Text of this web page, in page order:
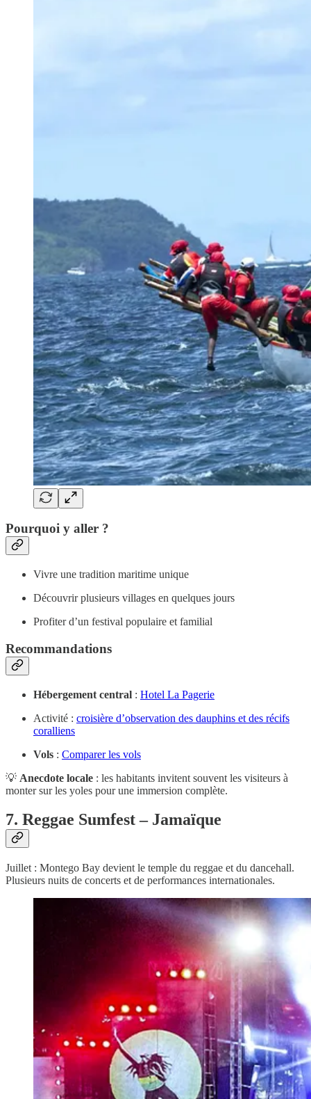
Pourquoi y aller ?
Vivre une tradition maritime unique
Découvrir plusieurs villages en quelques jours
Profiter d’un festival populaire et familial
Recommandations
Hébergement central : Hotel La Pagerie
Activité : croisière d’observation des dauphins et des récifs
coralliens
Vols : Comparer les vols
💡 Anecdote locale : les habitants invitent souvent les visiteurs à
monter sur les yoles pour une immersion complète.
7. Reggae Sumfest – Jamaïque
Juillet : Montego Bay devient le temple du reggae et du dancehall.
Plusieurs nuits de concerts et de performances internationales.